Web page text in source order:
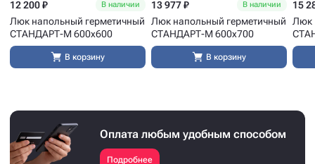
12 200 ₽ В наличии
Люк напольный герметичный
СТАНДАРТ-М 600x600
В корзину
13 977 ₽ В наличии
Люк напольный герметичный
СТАНДАРТ-М 600x700
В корзину
15
Люк
Оплата любым удобным способом
Подробнее